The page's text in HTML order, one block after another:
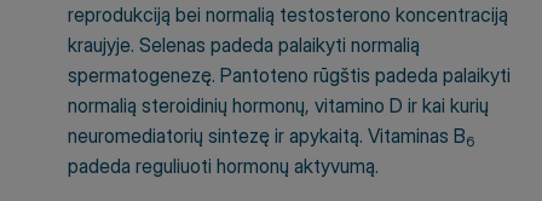
reprodukciją bei normalią testosterono koncentraciją
kraujyje. Selenas padeda palaikyti normalią
spermatogenezę. Pantoteno rūgštis padeda palaikyti
normalią steroidinių hormonų, vitamino D ir kai kurių
neuromediatorių sintezę ir apykaitą. Vitaminas B6
padeda reguliuoti hormonų aktyvumą.